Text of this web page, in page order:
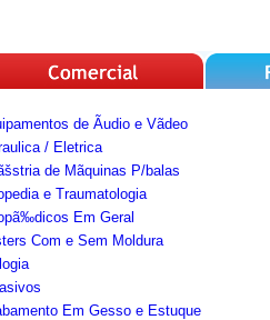
de Ãudio e Vãdeo
/ Eletrica
de Mãquinas P/balas
e Traumatologia
Em Geral
Com e Sem Moldura
Em Gesso e Estuque